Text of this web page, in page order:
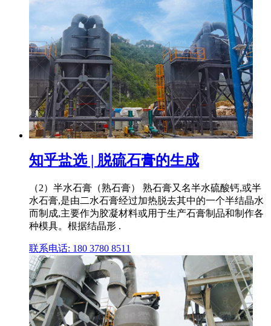
知乎盐选 | 脱硫石膏的生成
（2）半水石膏（熟石膏） 熟石膏又名半水硫酸钙,或半
水石膏,是由二水石膏经过加热脱去其中的一个半结晶水
而制成,主要作为胶凝材料或用于生产石膏制品和制作各
种模具。根据结晶形 .
联系电话: 180 3780 8511